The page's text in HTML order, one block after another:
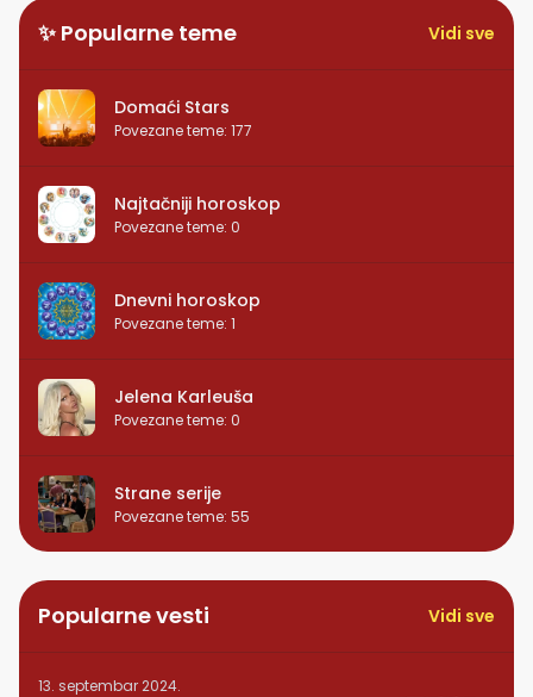
✨ Popularne teme Vidi sve
Domaći Stars
Povezane teme: 177
Najtačniji horoskop
Povezane teme: 0
Dnevni horoskop
Povezane teme: 1
Jelena Karleuša
Povezane teme: 0
Strane serije
Povezane teme: 55
Popularne vesti Vidi sve
13. septembar 2024.